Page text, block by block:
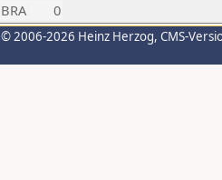
BRA 0
© 2006-2026 Heinz Herzog, CMS-